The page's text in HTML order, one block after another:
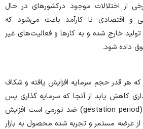
از اختلالات موجود درکشور‌های در حال
و اقتصادی نا کارآمد باعث می‌شود که
تولید خارج شده و به کار‌ها و فعالیت‌های غیر
داده شود.
هر قدر حجم سرمایه افزایش یافته و شکاف
کاهش یابد از آنجا که سرمایه گذاری پس
از گذشتن از مرحله جنینی (gestation period) ضد تورمی است افزایش
عرضه مستمر و تجربه شده محصول به بازار